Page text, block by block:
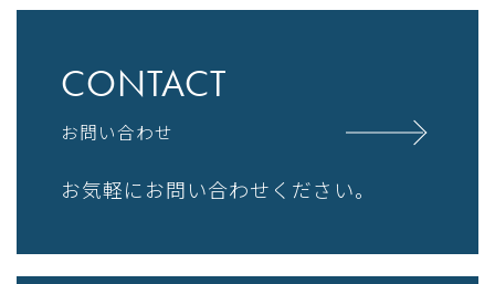
CONTACT
お問い合わせ
お気軽にお問い合わせください。